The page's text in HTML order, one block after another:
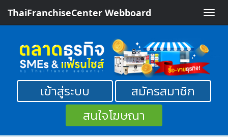
Toggle
ThaiFranchiseCenter Webboard
เข้าสู่ระบบ
สมัครสมาชิก
สนใจโฆษณา